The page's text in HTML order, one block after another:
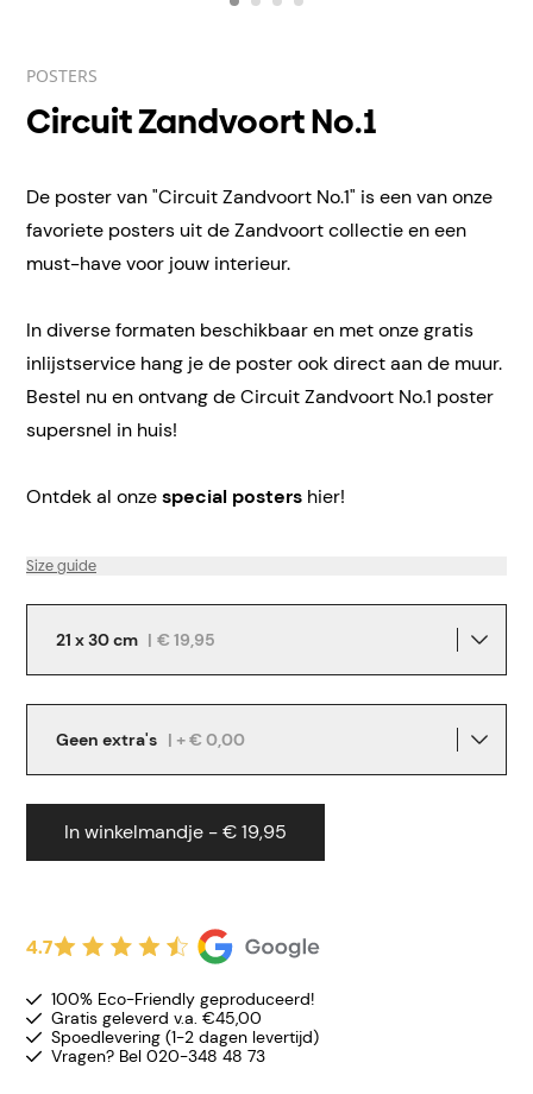
POSTERS
Circuit Zandvoort No.1
De poster van "Circuit Zandvoort No.1" is een van onze
favoriete posters uit de Zandvoort collectie en een
must-have voor jouw interieur.
In diverse formaten beschikbaar en met onze gratis
inlijstservice hang je de poster ook direct aan de muur.
Bestel nu en ontvang de Circuit Zandvoort No.1 poster
supersnel in huis!
Ontdek al onzespecial posters hier!
Size guide
21 x 30 cm | € 19,95
Geen extra's | + € 0,00
In winkelmandje - € 19,95
4.7
100% Eco-Friendly geproduceerd!
Gratis geleverd v.a. €45,00
Spoedlevering (1-2 dagen levertijd)
Vragen? Bel 020-348 48 73